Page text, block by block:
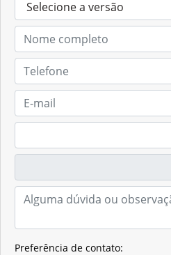
Preferência de contato: